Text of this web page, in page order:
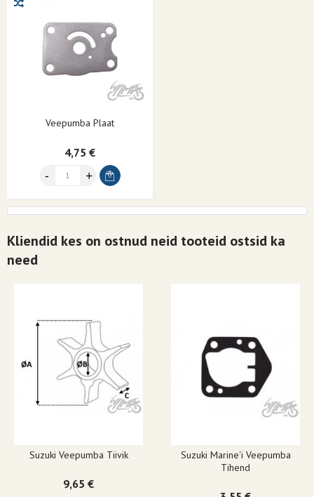
Veepumba Plaat
4,75 €
Kliendid kes on ostnud neid tooteid ostsid ka
need
Suzuki Veepumba Tiivik
9,65 €
Suzuki Marine'i Veepumba
Tihend